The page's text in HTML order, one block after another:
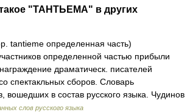
"ТАНТЬЕМА" в других
tantieme определенная часть)
определенной частью прибыли
драматическ. писателей
спектакльных сборов. Словарь
вошедших в состав русского языка. Чудинов
слов русского языка